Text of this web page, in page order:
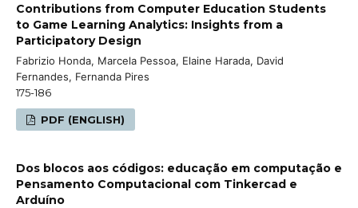
Contributions from Computer Education Students
to Game Learning Analytics: Insights from a
Participatory Design
Fabrizio Honda, Marcela Pessoa, Elaine Harada, David
Fernandes, Fernanda Pires
175-186
PDF (ENGLISH)
Dos blocos aos códigos: educação em computação e
Pensamento Computacional com Tinkercad e
Arduíno